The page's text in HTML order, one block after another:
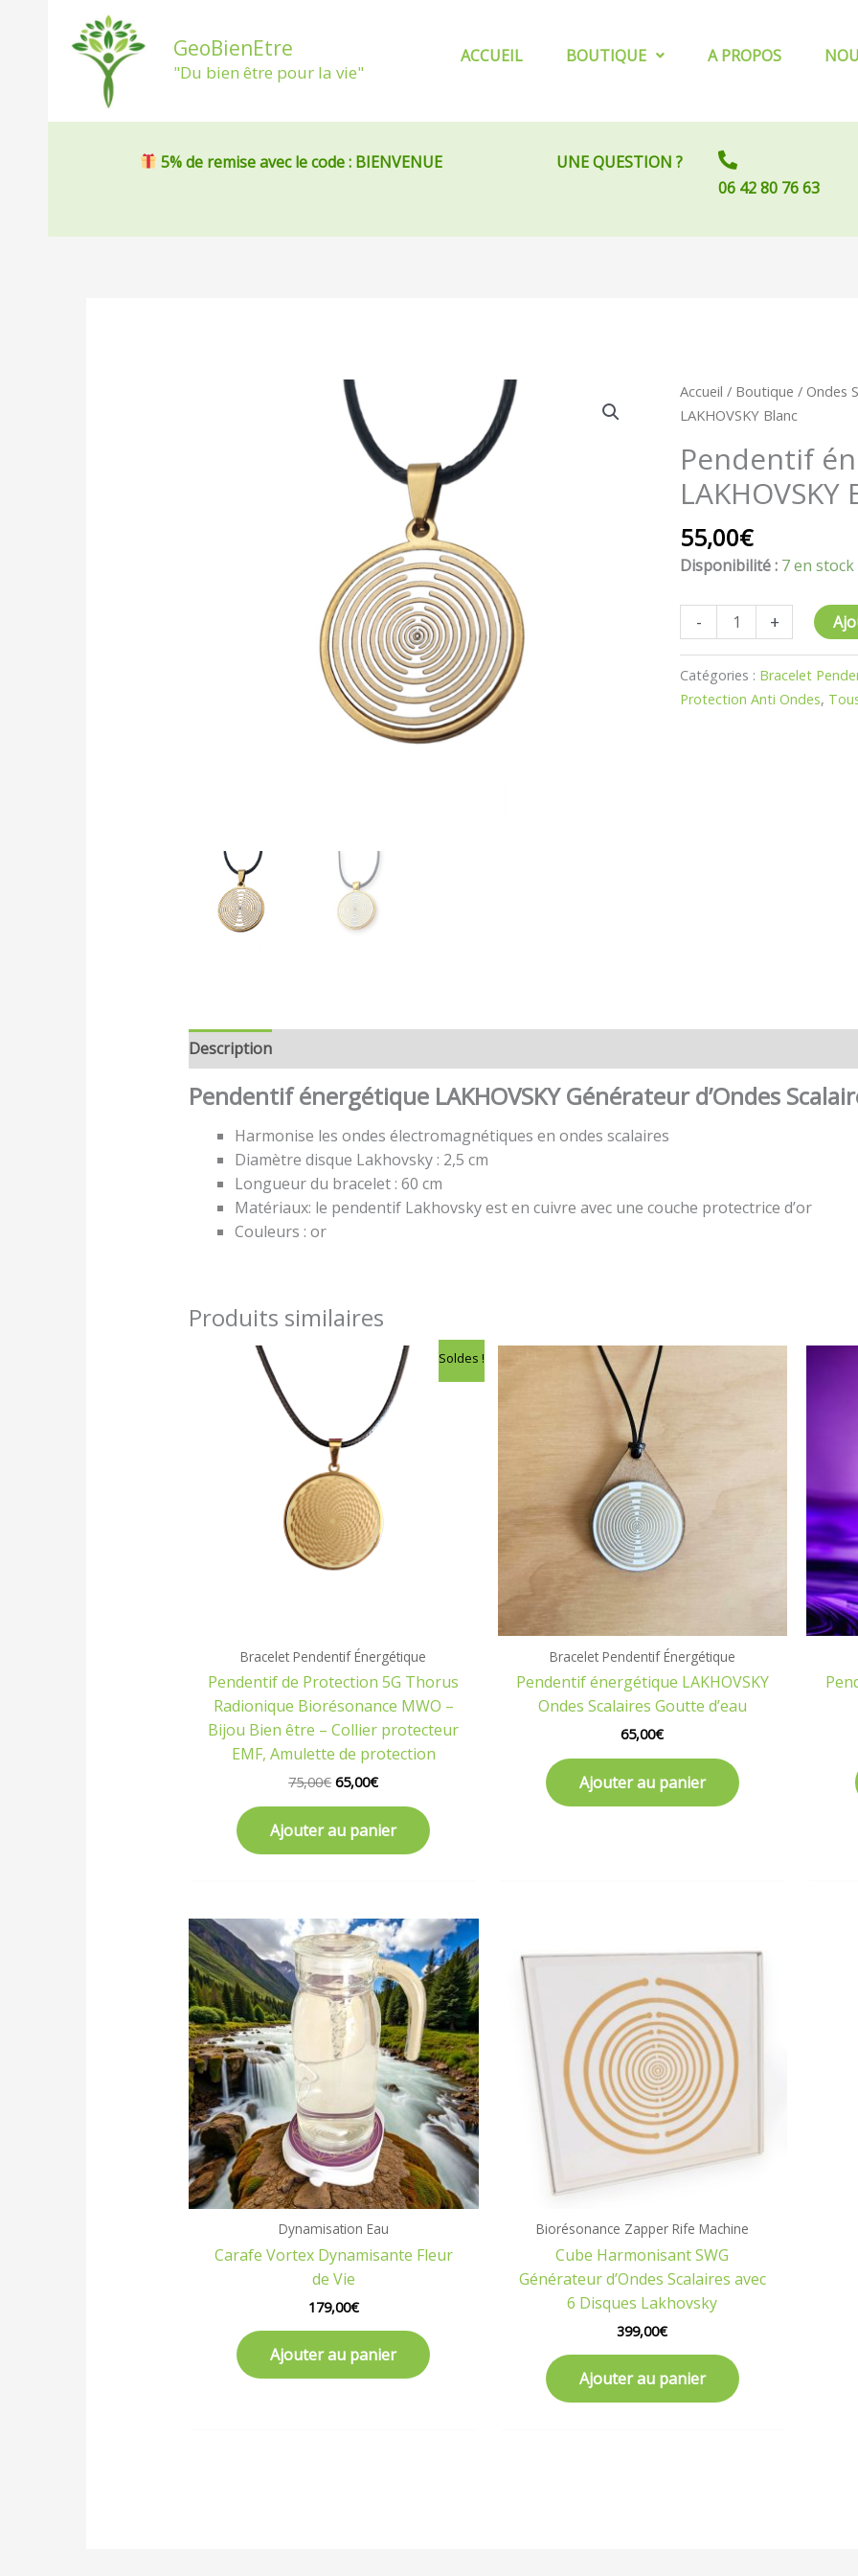
GeoBienEtre
"Du bien être pour la vie"
ACCUEIL BOUTIQUE A PROPOS
5% de remiseavec le code : BIENVENUE
UNE QUESTION ?
06 42 80 76 63
Accueil / Boutique /Ondes
LAKHOVSKY Blanc
Pendentif
LAKHOVSKY
55,00€
Disponibilité : 7 en stock
-
quantité
de
énergétique
LAKHOVSKY
Blanc
+
Catégories : Bracelet
Protection Anti Ondes,
Description
Pendentif énergétique LAKHOVSKY Générateur d’Ondes
Harmonise les ondes électromagnétiques en ondes scalaires
Diamètre disque Lakhovsky : 2,5 cm
Longueur du bracelet : 60 cm
Matériaux: le pendentif Lakhovsky est en cuivre avec une couche protectrice d’or
Couleurs : or
Produits similaires
Soldes !
Bracelet Pendentif Énergétique
Pendentif de Protection 5G Thorus
Radionique Biorésonance MWO –
Bijou Bien être – Collier protecteur
EMF, Amulette de protection
75,00€
75,00€.
65,00€
prix
actuel
est :
65,00€.
Ajouter au panier
Bracelet Pendentif Énergétique
Pendentif énergétique LAKHOVSKY
Ondes Scalaires Goutte d’eau
65,00€
Ajouter au panier
Dynamisation Eau
Carafe Vortex Dynamisante Fleur
de Vie
179,00€
Ajouter au panier
Biorésonance Zapper Rife Machine
Cube Harmonisant SWG
Générateur d’Ondes Scalaires avec
6 Disques Lakhovsky
399,00€
Ajouter au panier